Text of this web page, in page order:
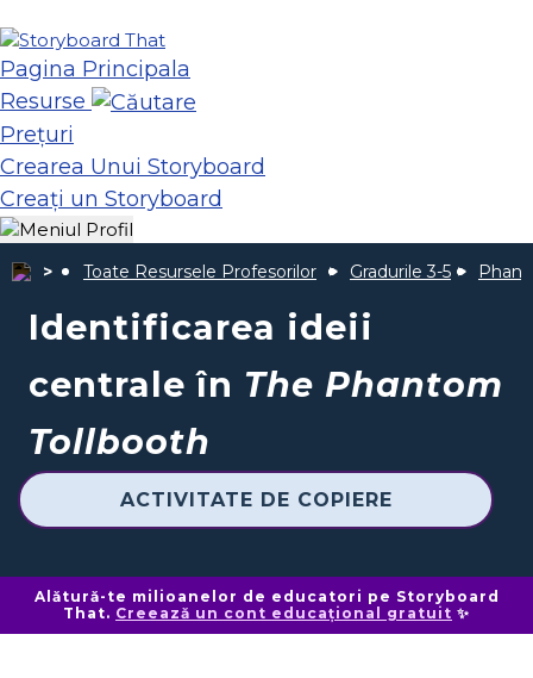
Pagina Principala
Resurse
Prețuri
Crearea Unui Storyboard
Creați un Storyboard
Toate Resursele Profesorilor Gradurile 3-5
Identificarea ideii
centrale în The Phantom
Tollbooth
ACTIVITATE DE COPIERE
Alătură-te milioanelor de educatori pe Storyboard
That. Creează un cont educațional gratuit ✨